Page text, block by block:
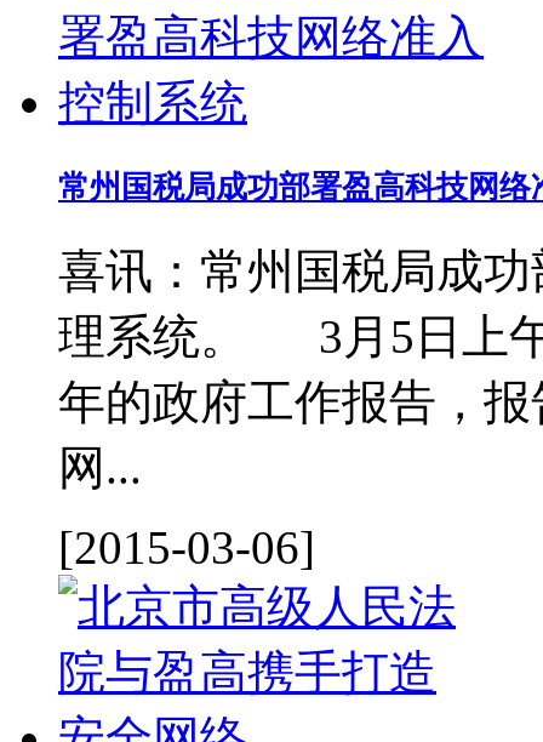
常州国税局成功部署盈高科技网络
喜讯：常州国税局成
理系统。 3月5日上午
年的政府工作报告，
网...
[2015-03-06]